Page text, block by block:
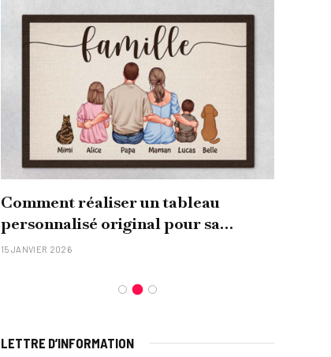
Comment réaliser un tableau
personnalisé original pour sa
famille ?
15 JANVIER 2026
LETTRE D’INFORMATION